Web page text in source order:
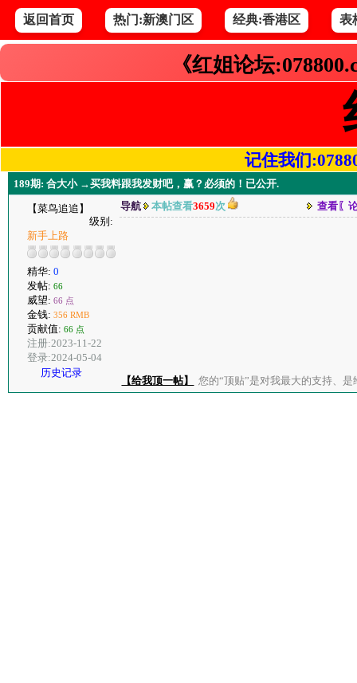
返回首页 热门:新澳门区 经典:香港区 表
《红姐论坛
记住我们
189期: 合大小 →买我料跟我发财吧，赢？必须的！已公开.
【菜鸟追追】
级别:
新手上路
精华: 0
发帖: 66
威望: 66 点
金钱: 356 RMB
贡献值: 66 点
注册:2023-11-22
登录:2024-05-04
历史记录
导航 本帖查看3659次 查看〖
【给我顶一帖】 您的“顶贴”是对我最大的支持、